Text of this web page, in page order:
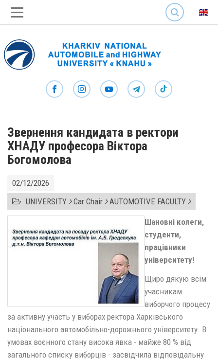
SEARCH
Звернення кандидата в ректори
ХНАДУ професора Віктора
Богомолова
02/12/2026
UNIVERSITY Car Chair AUTOMOTIVE FACULTY
Шановні колеги,
студенти,
працівники
університету!
Щиро дякую всім
учасникам
виборчого процесу
за активну участь у виборах ректора Харківського
національного автомобільно-дорожнього університету. В
умовах воєнного стану висока явка - майже 80 % від
загального списку виборців - засвідчила відповідальну